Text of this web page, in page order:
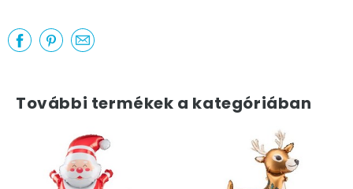
További termékek a kategóriában